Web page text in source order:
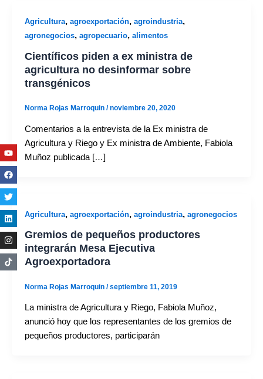
Agricultura, agroexportación, agroindustria,
agronegocios, agropecuario, alimentos
Científicos piden a ex ministra de
agricultura no desinformar sobre
transgénicos
Norma Rojas Marroquin /noviembre 20, 2020
Comentarios a la entrevista de la Ex ministra de
Agricultura y Riego y Ex ministra de Ambiente, Fabiola
Muñoz publicada […]
Agricultura, agroexportación, agroindustria, agronegocios
Gremios de pequeños productores
integrarán Mesa Ejecutiva
Agroexportadora
Norma Rojas Marroquin /septiembre 11, 2019
La ministra de Agricultura y Riego, Fabiola Muñoz,
anunció hoy que los representantes de los gremios de
pequeños productores, participarán
Youtube
Facebook
Twitter
Linkedin
Instagram